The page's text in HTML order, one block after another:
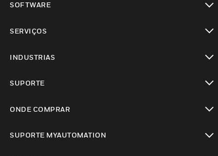
SOFTWARE
SERVIÇOS
INDUSTRIAS
SUPORTE
ONDE COMPRAR
SUPORTE MYAUTOMATION